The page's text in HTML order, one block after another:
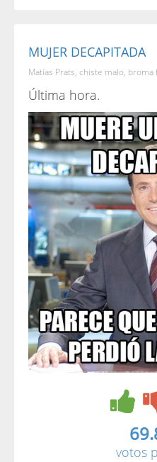
MUJER DECAPITADA
Matías Prats, chiste malo,
Última hora.
votos